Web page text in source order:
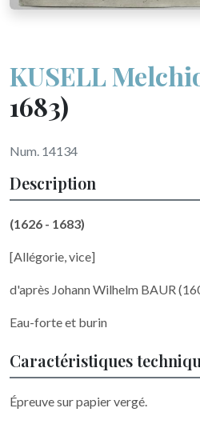
KUSELL
1683)
Num. 14134
Description
(1626 - 1683)
[Allégorie, vice]
d'après Johann Wilhelm BAUR
Eau-forte et burin
Caractéristiques
Épreuve sur papier vergé.